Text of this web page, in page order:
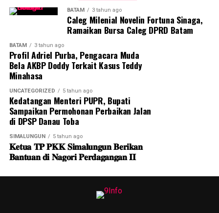
Singapura, Malaysia, dan Brunei Darussalam. Adapun
tahap puncak akan menghadirkan seri internasional
kategori senior yang mempertemukan para juara liga.
“Turnamen tersebut tidak sekadar menjadi ajang
pertandingan, tetapi juga menjadi wadah penjaringan
talenta muda dengan menggandeng PSSI Kota Batam
sebagai mitra,” ujarnya.
Fary melanjutkan, pemain-pemain potensial yang
terpilih nantinya akan mendapatkan pembinaan
berkelanjutan melalui akademi sepak bola yang
didukung BP Batam bersama Pemerintah Kota Batam.
International Grassroot Football Festival 2026.
BATAM 3 tahun ago
Caleg Milenial Novelin Fortuna Sinaga,
Ramaikan Bursa Caleg DPRD Batam
BATAM 3 tahun ago
Profil Adriel Purba, Pengacara Muda
Bela AKBP Doddy Terkait Kasus Teddy
Minahasa
UNCATEGORIZED 5 tahun ago
Kedatangan Menteri PUPR, Bupati
Sampaikan Permohonan Perbaikan Jalan
di DPSP Danau Toba
SIMALUNGUN 5 tahun ago
𝐊𝐞𝐭𝐮𝐚 𝐓𝐏 𝐏𝐊𝐊 𝐒𝐢𝐦𝐚𝐥𝐮𝐧𝐠𝐮𝐧 𝐁𝐞𝐫𝐢𝐤𝐚𝐧
𝐁𝐚𝐧𝐭𝐮𝐚𝐧 𝐝𝐢 𝐍𝐚𝐠𝐨𝐫𝐢 𝐏𝐞𝐫𝐝𝐚𝐠𝐚𝐧𝐠𝐚𝐧 𝐈𝐈